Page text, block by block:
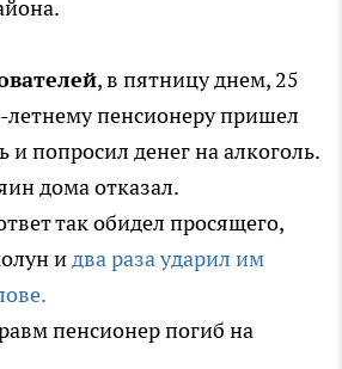
, в пятницу днем, 25
летнему пенсионеру пришел
и попросил денег на алкоголь.
дома отказал.
так обидел просящего,
идва раза ударил им
пенсионер погиб на